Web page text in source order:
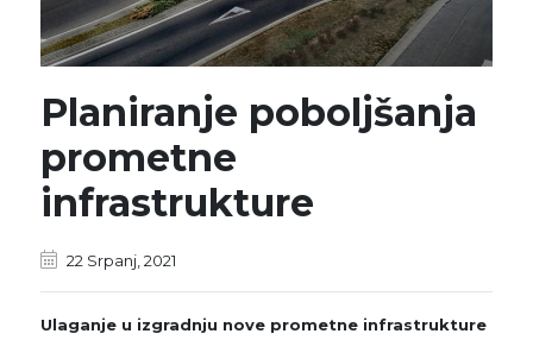
Planiranje poboljšanja
prometne
infrastrukture
22 Srpanj, 2021
Ulaganje u izgradnju nove prometne infrastrukture